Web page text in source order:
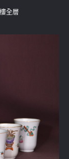
全層